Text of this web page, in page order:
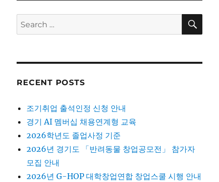
Search
for:
RECENT POSTS
조기취업 출석인정 신청 안내
경기 AI 멤버십 채용연계형 교육
2026학년도 졸업사정 기준
2026년 경기도 「반려동물 창업공모전」 참가자
모집 안내
2026년 G-HOP 대학창업연합 창업스쿨 시행 안내